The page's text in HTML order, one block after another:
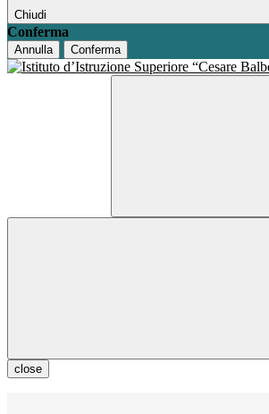
Chiudi
Conferma
Annulla Conferma
close